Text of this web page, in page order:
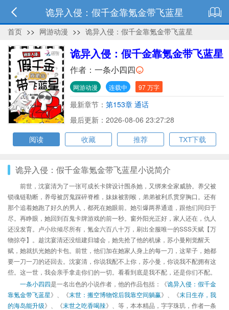
诡异入侵：假千金靠氪金带飞蓝星
首页 >> 网游动漫 >> 诡异入侵：假千金靠氪金带飞蓝星
诡异入侵：假千金靠氪金带飞蓝星
作者： 一条小四四
网游动漫 连载中 97 万字
最新章节： 第153章 通话
最后更新：2026-08-06 23:27:28
阅读
收藏 推荐 TXT下载
诡异入侵：假千金靠氪金带飞蓝星小说简介
前世，沈宴清为了一张可成长卡牌设计围杀她，又绑来全家威胁。养父被
锁魂链勒断，养母被厉鬼踩碎脊椎，妹妹被割喉，弟弟被利爪贯穿胸口。还有
那个追着她跑了好久的男人，都死在她眼前。她引爆两界通道，跟他们同归于
尽。再睁眼，她回到百鬼卡牌游戏的前一秒。窗外阳光正好，家人还在，仇人
还没发育。卢小欣倾尽所有，氪金六百八十万，刷出全服唯一的SSS天赋【万
物掠夺】。趁沈宴清还没组建归墟会，她先抢了他的机缘，苏小曼刚觉醒天
赋，她就扒光她的卡包。前世，他们加在她家人身上的每一刀，这辈子，她都
要一刀一刀的还回去。沈宴清，你说我配不上你，苏小曼，你说我不配拥有这
些。这一世，我会亲手拿走你们的一切。看看到底是我不配，还是你们不配。
一条小四四是一名出色的小说作者，他的作品包括：《诡异入侵：假千金
靠氪金带飞蓝星》、《末世：搬空博物馆后我靠空间躺赢》、《末日生存，我
的海岛能升级》、《末世之吃香喝辣》、等，本本精品，字字珠玑，作者一条